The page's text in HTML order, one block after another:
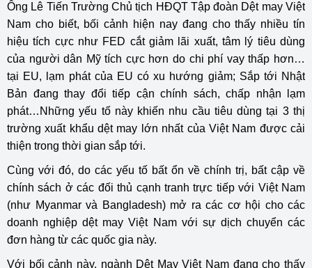
Ông Lê Tiến Trường Chủ tịch HĐQT Tập đoàn Dệt may Việt
Nam cho biết, bối cảnh hiện nay đang cho thấy nhiều tín
hiệu tích cực như FED cắt giảm lãi xuất, tâm lý tiêu dùng
của người dân Mỹ tích cực hơn do chi phí vay thấp hơn…
tại EU, lạm phát của EU có xu hướng giảm; Sắp tới Nhật
Bản đang thay đổi tiếp cận chính sách, chấp nhận lạm
phát…Những yếu tố này khiến nhu cầu tiêu dùng tại 3 thị
trường xuất khẩu dệt may lớn nhất của Việt Nam được cải
thiện trong thời gian sắp tới.
Cùng với đó, do các yếu tố bất ổn về chính trị, bất cập về
chính sách ở các đối thủ cạnh tranh trực tiếp với Việt Nam
(như Myanmar và Bangladesh) mở ra các cơ hội cho các
doanh nghiệp dệt may Việt Nam với sự dịch chuyển các
đơn hàng từ các quốc gia này.
Với bối cảnh này, ngành Dệt May Việt Nam đang cho thấy